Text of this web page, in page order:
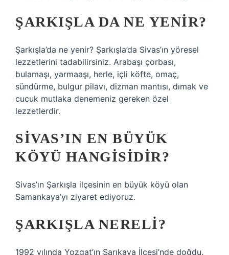
ŞARKIŞLA DA NE YENIR?
Şarkışla’da ne yenir? Şarkışla’da Sivas’ın yöresel
lezzetlerini tadabilirsiniz. Arabaşı çorbası,
bulamaşı, yarmaaşı, herle, içli köfte, omaç,
sündürme, bulgur pilavı, dizman mantısı, dımak ve
cucuk mutlaka denemeniz gereken özel
lezzetlerdir.
SIVAS’IN EN BÜYÜK
KÖYÜ HANGISIDIR?
Sivas’ın Şarkışla ilçesinin en büyük köyü olan
Samankaya’yı ziyaret ediyoruz.
ŞARKIŞLA NERELI?
1992 yılında Yozgat’ın Sarıkaya İlçesi’nde doğdu.